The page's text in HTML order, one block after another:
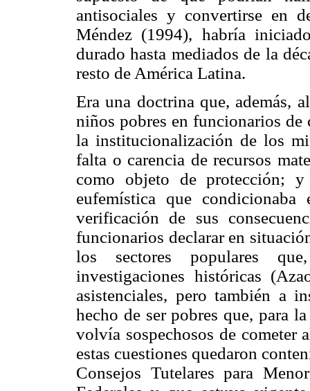
antisociales y convertirse en
Méndez (1994), habría
durado hasta mediados de la
resto de América Latina.
Era una doctrina que, además,
niños pobres en funcionarios
la institucionalización de los
falta o carencia de recursos
como objeto de protección;
eufemística que
verificación de sus
funcionarios declarar en
los sectores populares
investigaciones históricas
asistenciales, pero también a
hecho de ser pobres que, para
volvía sospechosos de cometer
estas cuestiones quedaron
Consejos Tutelares para